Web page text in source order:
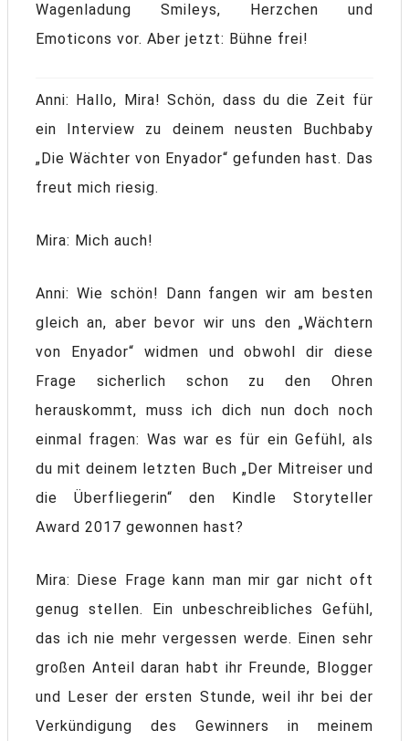
Wagenladung Smileys, Herzchen und
Emoticons vor. Aber jetzt: Bühne frei!
Anni: Hallo, Mira! Schön, dass du die Zeit für
ein Interview zu deinem neusten Buchbaby
„Die Wächter von Enyador“ gefunden hast. Das
freut mich riesig.
Mira: Mich auch!
Anni: Wie schön! Dann fangen wir am besten
gleich an, aber bevor wir uns den „Wächtern
von Enyador“ widmen und obwohl dir diese
Frage sicherlich schon zu den Ohren
herauskommt, muss ich dich nun doch noch
einmal fragen: Was war es für ein Gefühl, als
du mit deinem letzten Buch „Der Mitreiser und
die Überfliegerin“ den Kindle Storyteller
Award 2017 gewonnen hast?
Mira: Diese Frage kann man mir gar nicht oft
genug stellen. Ein unbeschreibliches Gefühl,
das ich nie mehr vergessen werde. Einen sehr
großen Anteil daran habt ihr Freunde, Blogger
und Leser der ersten Stunde, weil ihr bei der
Verkündigung des Gewinners in meinem